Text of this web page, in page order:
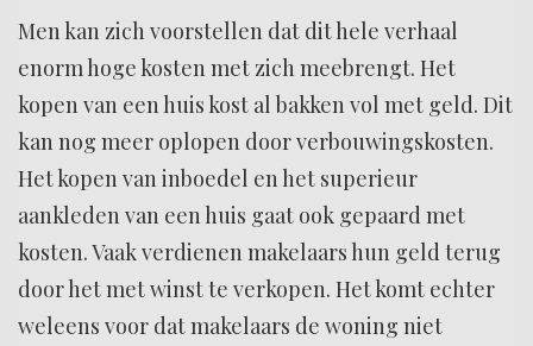
Men kan zich voorstellen dat dit hele verhaal
enorm hoge kosten met zich meebrengt. Het
kopen van een huis kost al bakken vol met geld. Dit
kan nog meer oplopen door verbouwingskosten.
Het kopen van inboedel en het superieur
aankleden van een huis gaat ook gepaard met
kosten. Vaak verdienen makelaars hun geld terug
door het met winst te verkopen. Het komt echter
weleens voor dat makelaars de woning niet